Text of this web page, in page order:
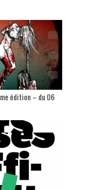
édition – du 06